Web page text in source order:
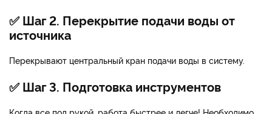
✅ Шаг 2. Перекрытие подачи воды от
источника
Перекрывают центральный кран подачи воды в систему.
✅ Шаг 3. Подготовка инструментов